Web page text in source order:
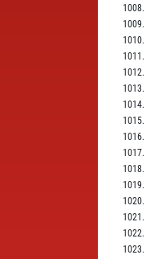
1008.
1009.
1010.
1011 .
1012.
1013.
1014.
1015.
1016.
1017.
1018.
1019.
1020.
1021 .
1022.
1023.